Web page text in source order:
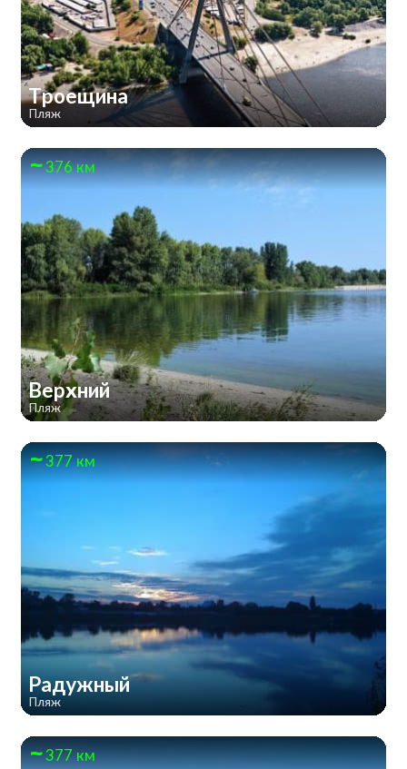
Троещина
Пляж
376 км
Верхний
Пляж
377 км
Радужный
Пляж
377 км